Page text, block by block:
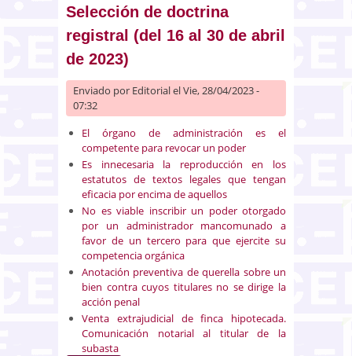
Selección de doctrina
registral (del 16 al 30 de abril
de 2023)
Enviado por Editorialel Vie, 28/04/2023 -
07:32
El órgano de administración es el
competente para revocar un poder
Es innecesaria la reproducción en los
estatutos de textos legales que tengan
eficacia por encima de aquellos
No es viable inscribir un poder otorgado
por un administrador mancomunado a
favor de un tercero para que ejercite su
competencia orgánica
Anotación preventiva de querella sobre un
bien contra cuyos titulares no se dirige la
acción penal
Venta extrajudicial de finca hipotecada.
Comunicación notarial al titular de la
subasta